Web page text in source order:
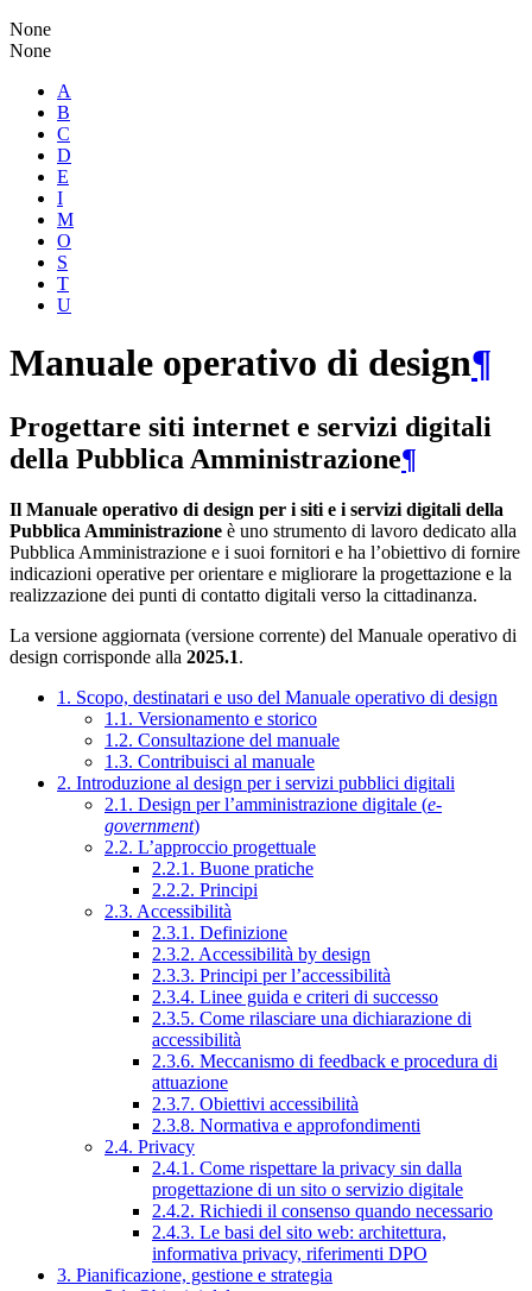
None
None
A
B
C
D
E
I
M
O
S
T
U
Manuale operativo di design¶
Progettare siti internet e servizi digitali
della Pubblica Amministrazione¶
Il Manuale operativo di design per i siti e i servizi digitali della
Pubblica Amministrazione è uno strumento di lavoro dedicato alla
Pubblica Amministrazione e i suoi fornitori e ha l’obiettivo di fornire
indicazioni operative per orientare e migliorare la progettazione e la
realizzazione dei punti di contatto digitali verso la cittadinanza.
La versione aggiornata (versione corrente) del Manuale operativo di
design corrisponde alla 2025.1.
1. Scopo, destinatari e uso del Manuale operativo di design
1.1. Versionamento e storico
1.2. Consultazione del manuale
1.3. Contribuisci al manuale
2. Introduzione al design per i servizi pubblici digitali
2.1. Design per l’amministrazione digitale (e-
government)
2.2. L’approccio progettuale
2.2.1. Buone pratiche
2.2.2. Principi
2.3. Accessibilità
2.3.1. Definizione
2.3.2. Accessibilità by design
2.3.3. Principi per l’accessibilità
2.3.4. Linee guida e criteri di successo
2.3.5. Come rilasciare una dichiarazione di
accessibilità
2.3.6. Meccanismo di feedback e procedura di
attuazione
2.3.7. Obiettivi accessibilità
2.3.8. Normativa e approfondimenti
2.4. Privacy
2.4.1. Come rispettare la privacy sin dalla
progettazione di un sito o servizio digitale
2.4.2. Richiedi il consenso quando necessario
2.4.3. Le basi del sito web: architettura,
informativa privacy, riferimenti DPO
3. Pianificazione, gestione e strategia